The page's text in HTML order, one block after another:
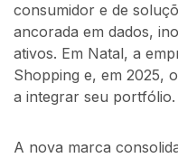
consumidor e de
ancorada em dados,
ativos. Em Natal, a
Shopping e, em 2025,
a integrar seu portfólio.
A nova marca